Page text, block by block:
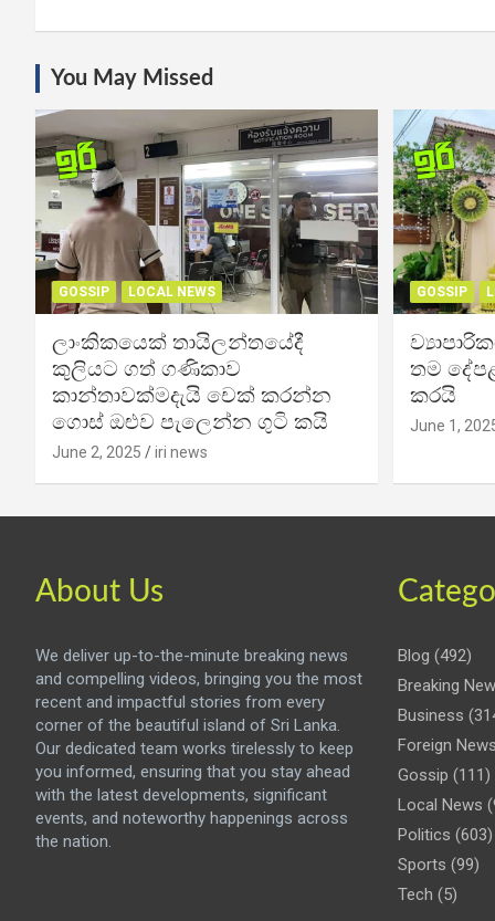
You May Missed
GOSSIP LOCAL NEWS
ලාංකිකයෙක් තායිලන්තයේදී
කුලියට ගත් ගණිකාව
කාන්තාවක්මදැයි චෙක් කරන්න
ගොස් ඔළුව පැලෙන්න ගුටි කයි
June 2, 2025 iri news
GOSSIP
තම
කරයි
June 1,
About Us
We deliver up-to-the-minute breaking news
and compelling videos, bringing you the most
recent and impactful stories from every
corner of the beautiful island of Sri Lanka.
Our dedicated team works tirelessly to keep
you informed, ensuring that you stay ahead
with the latest developments, significant
events, and noteworthy happenings across
the nation.
Blog (492)
Breaking
Business
Foreign News
Gossip (111)
Local News
Politics (603)
Sports (99)
Tech (5)